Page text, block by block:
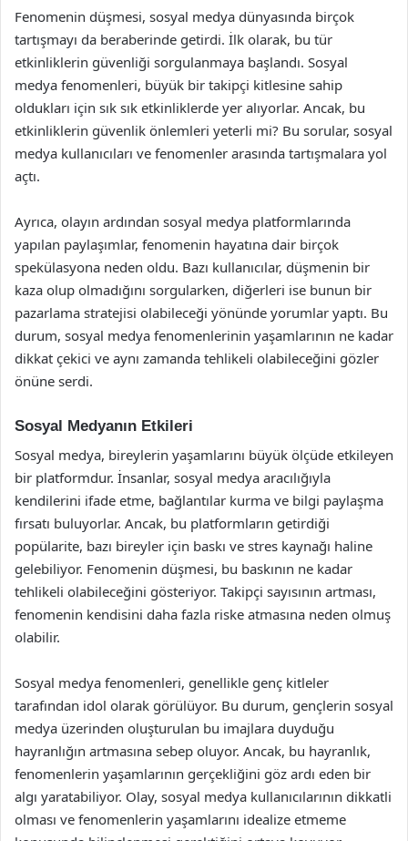
Fenomenin düşmesi, sosyal medya dünyasında birçok
tartışmayı da beraberinde getirdi. İlk olarak, bu tür
etkinliklerin güvenliği sorgulanmaya başlandı. Sosyal
medya fenomenleri, büyük bir takipçi kitlesine sahip
oldukları için sık sık etkinliklerde yer alıyorlar. Ancak, bu
etkinliklerin güvenlik önlemleri yeterli mi? Bu sorular, sosyal
medya kullanıcıları ve fenomenler arasında tartışmalara yol
açtı.
Ayrıca, olayın ardından sosyal medya platformlarında
yapılan paylaşımlar, fenomenin hayatına dair birçok
spekülasyona neden oldu. Bazı kullanıcılar, düşmenin bir
kaza olup olmadığını sorgularken, diğerleri ise bunun bir
pazarlama stratejisi olabileceği yönünde yorumlar yaptı. Bu
durum, sosyal medya fenomenlerinin yaşamlarının ne kadar
dikkat çekici ve aynı zamanda tehlikeli olabileceğini gözler
önüne serdi.
Sosyal Medyanın Etkileri
Sosyal medya, bireylerin yaşamlarını büyük ölçüde etkileyen
bir platformdur. İnsanlar, sosyal medya aracılığıyla
kendilerini ifade etme, bağlantılar kurma ve bilgi paylaşma
fırsatı buluyorlar. Ancak, bu platformların getirdiği
popülarite, bazı bireyler için baskı ve stres kaynağı haline
gelebiliyor. Fenomenin düşmesi, bu baskının ne kadar
tehlikeli olabileceğini gösteriyor. Takipçi sayısının artması,
fenomenin kendisini daha fazla riske atmasına neden olmuş
olabilir.
Sosyal medya fenomenleri, genellikle genç kitleler
tarafından idol olarak görülüyor. Bu durum, gençlerin sosyal
medya üzerinden oluşturulan bu imajlara duyduğu
hayranlığın artmasına sebep oluyor. Ancak, bu hayranlık,
fenomenlerin yaşamlarının gerçekliğini göz ardı eden bir
algı yaratabiliyor. Olay, sosyal medya kullanıcılarının dikkatli
olması ve fenomenlerin yaşamlarını idealize etmeme